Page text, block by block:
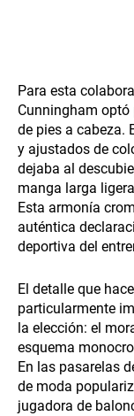
Para esta
Cunningham
de pies a cabeza.
y ajustados de
dejaba al
manga larga
Esta armonía
auténtica
deportiva del
El detalle que
particularmente
la elección: el
esquema
En las pasarelas
de moda
jugadora de